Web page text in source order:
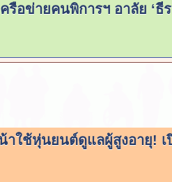
รือข่ายคนพิการฯ อาลัย ‘
าใช้หุ่นยนต์ดูแลผู้สูงอายุ!